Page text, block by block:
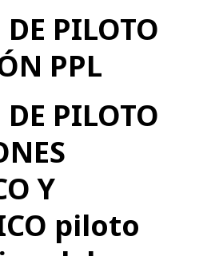
DE PILOTO
PPL
DE PILOTO
Y
piloto